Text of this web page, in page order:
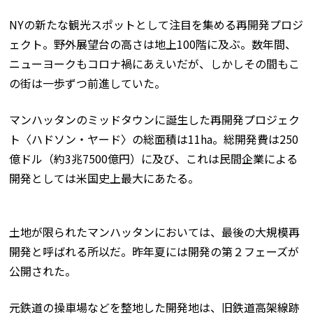
NYの新たな観光スポットとして注目を集める再開発プロジ
ェクト。野外展望台の高さは地上100階に及ぶ。数年間、
ニューヨークもコロナ禍にあえいだが、しかしその間もこ
の街は一歩ずつ前進していた。
マンハッタンのミッドタウンに誕生した再開発プロジェク
ト〈ハドソン・ヤード〉の総面積は11ha。総開発費は250
億ドル（約3兆7500億円）に及び、これは民間企業による
開発としては米国史上最大にあたる。
土地が限られたマンハッタンにおいては、最後の大規模再
開発と呼ばれる所以だ。昨年夏には開発の第２フェーズが
公開された。
元鉄道の操車場などを整地した開発地は、旧鉄道高架線跡